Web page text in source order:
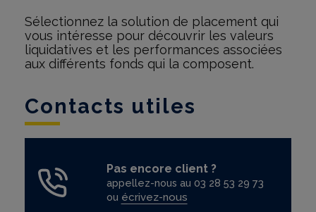
Sélectionnez la solution de placement qui
vous intéresse pour découvrir les valeurs
liquidatives et les performances associées
aux différents fonds qui la composent.
Contacts utiles
Pas encore client ?
appellez-nous au 03 28 53 29 73
ou écrivez-nous